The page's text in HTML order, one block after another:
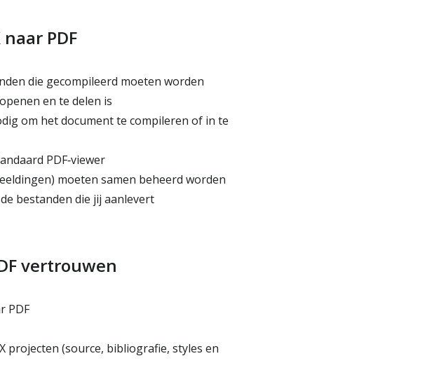
PDF
die gecompileerd moeten worden
en te delen is
om het document te compileren of in te
PDF‑viewer
moeten samen beheerd worden
bestanden die jij aanlevert
vertrouwen
PDF
projecten (source, bibliografie, styles en